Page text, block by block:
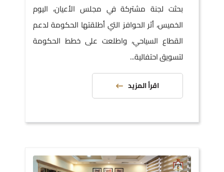
بحثت لجنة مشتركة في مجلس الأعيان، اليوم
الخميس، أثر الحوافز التي أطلقتها الحكومة لدعم
القطاع السياحي، واطلعت على خطط الحكومة
لتسويق احتفالية...
اقرأ المزيد